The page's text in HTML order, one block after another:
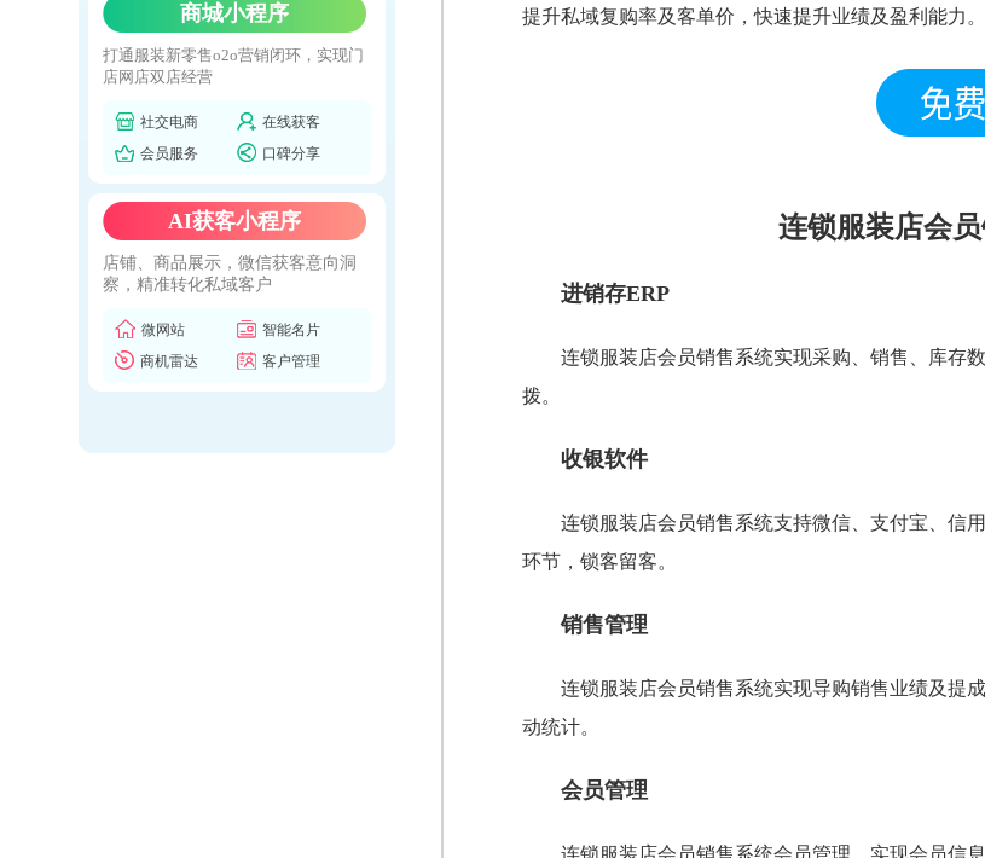
商城小程序
打通服装新零售o2o营销闭环，实现门
店网店双店经营
社交电商
在线获客
会员服务
口碑分享
AI获客小程序
店铺、商品展示，微信获客意向洞
察，精准转化私域客户
微网站
智能名片
商机雷达
客户管理
提升私域复购率及客单价，快速提升业绩及盈利能力。
连锁服装店会
进销存ERP
连锁服装店会员销售系统实现采购、销售、库存
拨。
收银软件
连锁服装店会员销售系统支持微信、支付宝、信
环节，锁客留客。
销售管理
连锁服装店会员销售系统实现导购销售业绩及提
动统计。
会员管理
连锁服装店会员销售系统会员管理，实现会员信